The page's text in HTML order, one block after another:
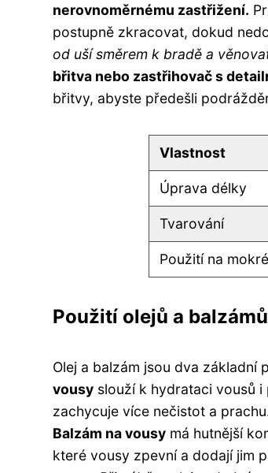
nerovnoměrnému zastřižení.
postupně zkracovat, dokud
od uší směrem k bradě a
břitva nebo zastřihovač s
břitvy, abyste předešli
Vlastnost
Úprava délky
Tvarování
Použití na
Použití olejů a balzámů
Olej a balzám jsou dva základní
vousy slouží k hydrataci vousů
zachycuje více nečistot a
Balzám na vousy má hutnější
které vousy zpevní a dodají jim